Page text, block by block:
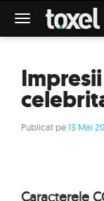
Meniu
Publicat pe13 Mai
Caracterele